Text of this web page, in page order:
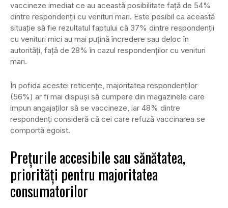
vaccineze imediat ce au această posibilitate față de 54%
dintre respondenții cu venituri mari. Este posibil ca această
situație să fie rezultatul faptului că 37% dintre respondenții
cu venituri mici au mai puțină încredere sau deloc în
autorități, față de 28% în cazul respondenților cu venituri
mari.
În pofida acestei reticențe, majoritatea respondenților
(56%) ar fi mai dispuși să cumpere din magazinele care
impun angajaților să se vaccineze, iar 48% dintre
respondenți consideră că cei care refuză vaccinarea se
comportă egoist.
Prețurile accesibile sau sănătatea,
priorități pentru majoritatea
consumatorilor